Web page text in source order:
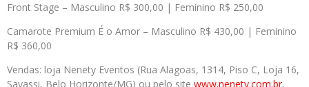
Front Stage – Masculino R$ 300,00 | Feminino R$ 250,00
Camarote Premium É o Amor – Masculino R$ 430,00 | Feminino
R$ 360,00
Vendas: loja Nenety Eventos (Rua Alagoas, 1314, Piso C, Loja 16,
Savassi, Belo Horizonte/MG) ou pelo site www.nenety.com.br.